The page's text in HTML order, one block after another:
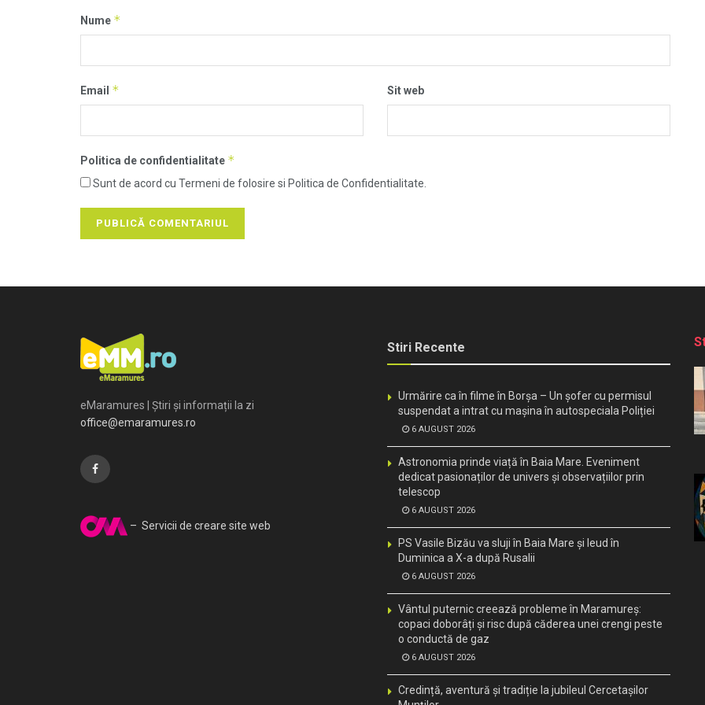
Nume *
Email * Sit web
Politica de confidentialitate *
Sunt de acord cu Termeni de folosire si Politica de Confidentialitate.
eMaramures | Știri și informații la zi
office@emaramures.ro
– Servicii de creare site web
Stiri Recente
Urmărire ca în filme în Borșa – Un șofer cu permisul
suspendat a intrat cu mașina în autospeciala Poliției
6 AUGUST 2026
Astronomia prinde viață în Baia Mare. Eveniment
dedicat pasionaților de univers și observațiilor prin
telescop
6 AUGUST 2026
PS Vasile Bizău va sluji în Baia Mare și Ieud în
Duminica a X-a după Rusalii
6 AUGUST 2026
Vântul puternic creează probleme în Maramureș:
copaci doborâți și risc după căderea unei crengi peste
o conductă de gaz
6 AUGUST 2026
Credință, aventură și tradiție la jubileul Cercetașilor